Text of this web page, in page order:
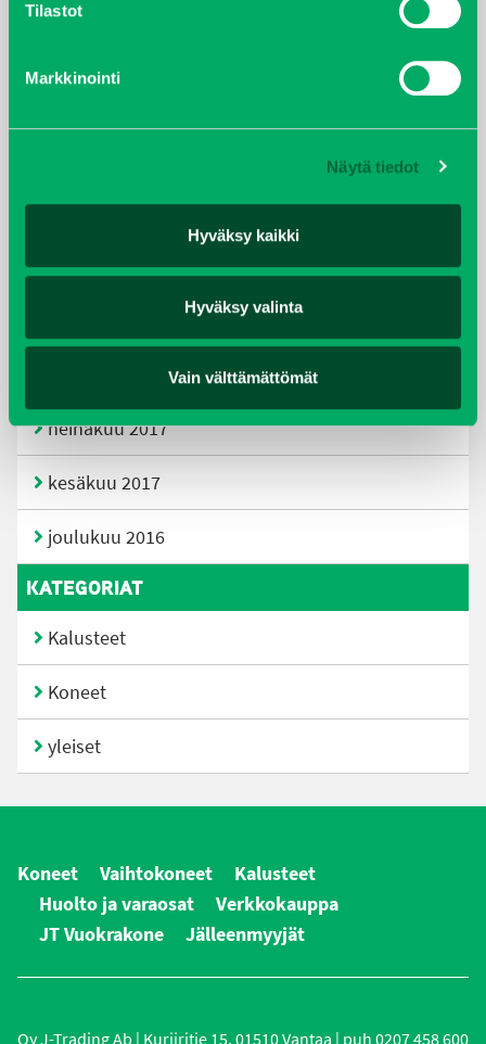
Tilastot
Markkinointi
Näytä tiedot
Hyväksy kaikki
Hyväksy valinta
Vain välttämättömät
helmikuu 2019
elokuu 2018
heinäkuu 2017
kesäkuu 2017
joulukuu 2016
KATEGORIAT
Kalusteet
Koneet
yleiset
Koneet Vaihtokoneet
Kalusteet
Huolto ja varaosat
Verkkokauppa
JT Vuokrakone
Jälleenmyyjät
Oy J-Trading Ab | Kuriiritie 15, 01510 Vantaa | puh 0207 458 600